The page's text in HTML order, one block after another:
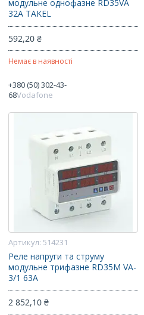
модульне однофазне RD35VA
32А TAKEL
592,20 ₴
Немає в наявності
+380 (50) 302-43-
68Vodafone
514231
Реле напруги та струму
модульне трифазне RD35M VA-
3/1 63А
2 852,10 ₴